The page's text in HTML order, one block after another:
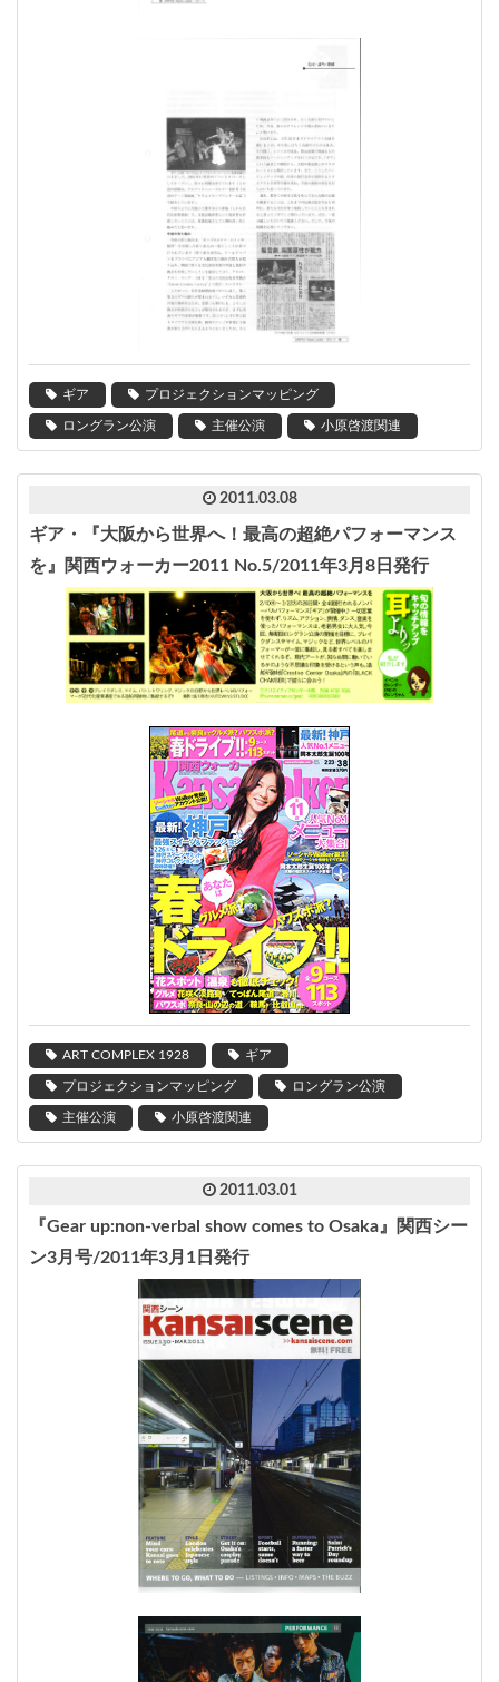
ギア プロジェクションマッピング
ロングラン公演 主催公演 小原啓渡関連
2011.03.08
ギア・『大阪から世界へ！最高の超絶パフォーマンス
を』関西ウォーカー2011 No.5/2011年3月8日発行
ART COMPLEX 1928 ギア
プロジェクションマッピング ロングラン公演
主催公演 小原啓渡関連
2011.03.01
『Gear up:non-verbal show comes to Osaka』関西シー
ン3月号/2011年3月1日発行